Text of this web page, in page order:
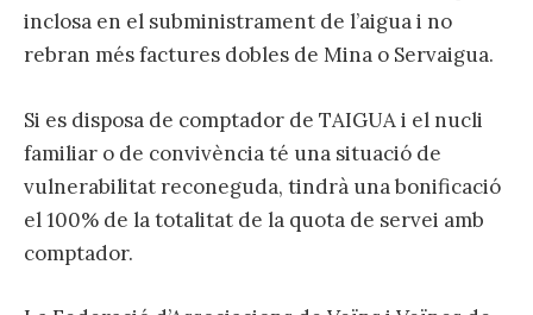
inclosa en el subministrament de l’aigua i no
rebran més factures dobles de Mina o Servaigua.
Si es disposa de comptador de TAIGUA i el nucli
familiar o de convivència té una situació de
vulnerabilitat reconeguda, tindrà una bonificació
el 100% de la totalitat de la quota de servei amb
comptador.